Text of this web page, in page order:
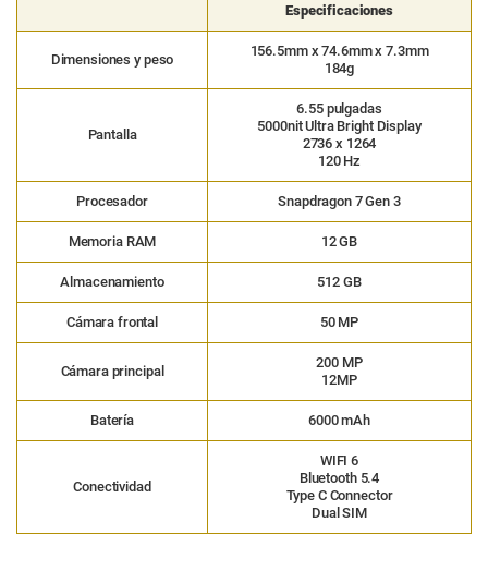
Especificaciones
Dimensiones y peso
156.5mm x 74.6mm x 7.3mm
184g
Pantalla
6.55 pulgadas
5000nit Ultra Bright Display
2736 x 1264
120 Hz
Procesador Snapdragon 7 Gen 3
Memoria RAM 12 GB
Almacenamiento 512 GB
Cámara frontal 50 MP
Cámara principal
200 MP
12MP
Batería 6000 mAh
Conectividad
WIFI 6
Bluetooth 5.4
Type C Connector
Dual SIM